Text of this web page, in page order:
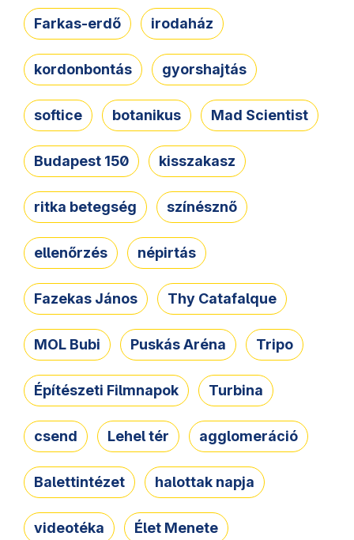
Farkas-erdő irodaház
kordonbontás gyorshajtás
softice botanikus Mad Scientist
Budapest 150 kisszakasz
ritka betegség színésznő
ellenőrzés népirtás
Fazekas János Thy Catafalque
MOL Bubi Puskás Aréna Tripo
Építészeti Filmnapok Turbina
csend Lehel tér agglomeráció
Balettintézet halottak napja
videotéka Élet Menete